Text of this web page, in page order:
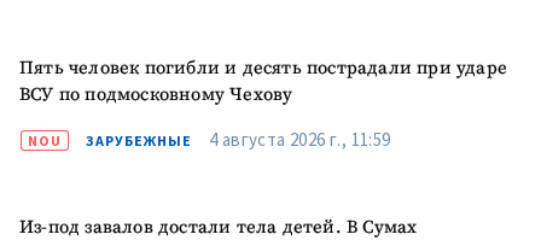
Пять человек погибли и десять пострадали при ударе
ВСУ по подмосковному Чехову
NOU ЗАРУБЕЖНЫЕ 4 августа 2026 г., 11:59
Из-под завалов достали тела детей. В Сумах
заголовок
изображение